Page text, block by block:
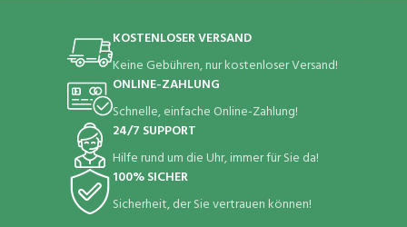
KOSTENLOSER VERSAND
Keine Gebühren, nur kostenloser Versand!
ONLINE-ZAHLUNG
Schnelle, einfache Online-Zahlung!
24/7 SUPPORT
Hilfe rund um die Uhr, immer für Sie da!
100% SICHER
Sicherheit, der Sie vertrauen können!